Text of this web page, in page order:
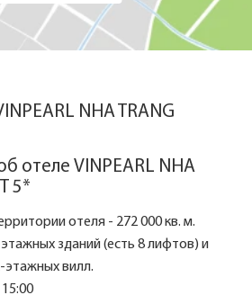
NHA TRANG
отеле VINPEARL NHA
5*
отеля - 272 000 кв. м.
зданий (есть 8 лифтов) и
этажных вилл.